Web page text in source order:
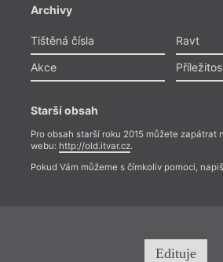
Archivy
Tištěná čísla
Ravt
Akce
Starší obsah
Pro obsah starší roku 2015 můžete zapátrat
webu: http://old.itvar.cz.
Pokud Vám můžeme s čímkoliv pomoci,
Edituje